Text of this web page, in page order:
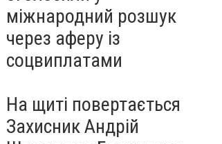
міжнародний розшук
через аферу із
соцвиплатами
На щиті повертається
Захисник Андрій